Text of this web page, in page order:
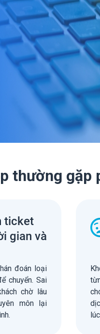
thường gặp
ticket
gian và
đoán loại
chuyển. Sai
chờ lâu
môn lại